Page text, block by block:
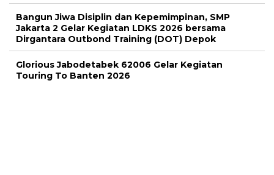
Bangun Jiwa Disiplin dan Kepemimpinan, SMP
Jakarta 2 Gelar Kegiatan LDKS 2026 bersama
Dirgantara Outbond Training (DOT) Depok
Glorious Jabodetabek 62006 Gelar Kegiatan
Touring To Banten 2026